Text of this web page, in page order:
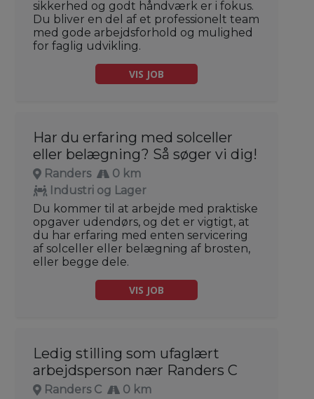
sikkerhed og godt håndværk er i fokus.
Du bliver en del af et professionelt team
med gode arbejdsforhold og mulighed
for faglig udvikling.
VIS JOB
Har du erfaring med solceller
eller belægning? Så søger vi dig!
Randers
0 km
Industri og Lager
Du kommer til at arbejde med praktiske
opgaver udendørs, og det er vigtigt, at
du har erfaring med enten servicering
af solceller eller belægning af brosten,
eller begge dele.
VIS JOB
Ledig stilling som ufaglært
arbejdsperson nær Randers C
Randers C
0 km